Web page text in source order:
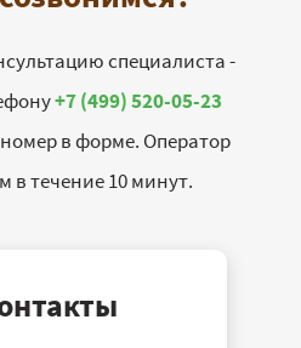
специалиста -
+7 (499) 520-05-23
в форме. Оператор
в течение 10 минут.